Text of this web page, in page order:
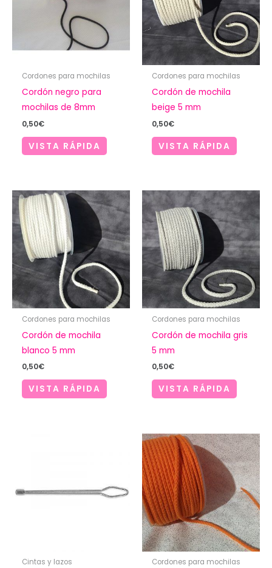
Cordones para mochilas
Cordón negro para
mochilas de 8mm
0,50€
VISTA RÁPIDA
Cordones para mochilas
Cordón de mochila
beige 5 mm
0,50€
VISTA RÁPIDA
Cordones para mochilas
Cordón de mochila
blanco 5 mm
0,50€
VISTA RÁPIDA
Cordones para mochilas
Cordón de mochila gris
5 mm
0,50€
VISTA RÁPIDA
Cintas y lazos Cordones para mochilas